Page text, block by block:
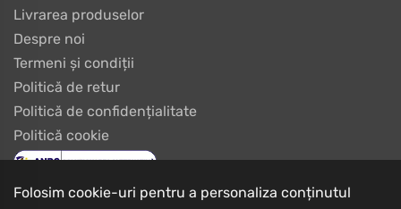
Livrarea produselor
Despre noi
Termeni și condiții
Politică de retur
Politică de confidențialitate
Politică cookie
Folosim cookie-uri pentru a personaliza conținutul